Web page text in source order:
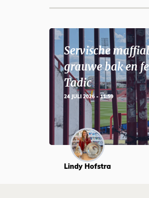
Servische
grauwe bak en
Tadic
24 JULI 2026 - 11:59
Lindy Hofstra